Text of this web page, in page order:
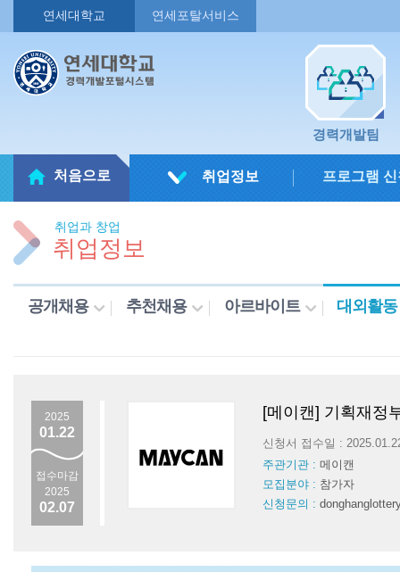
연세대학교 연세포탈서비스
경력개발팀
처음으로 취업정보 프로그램
취업과 창업
취업정보
공개채용 추천채용 아르바이트 대외활동
2025
01.22
접수마감
2025
02.07
[메이캔] 기획재정
신청서 접수일 :
주관기관 : 메이캔
모집분야 : 참가자
신청문의 :